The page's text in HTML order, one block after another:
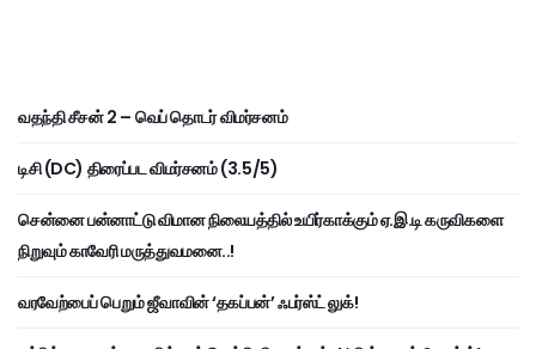
வதந்தி சீசன் 2 – வெப் தொடர் விமர்சனம்
டிசி (DC) திரைப்பட விமர்சனம் (3.5/5)
சென்னை பன்னாட்டு விமான நிலையத்தில் உயிர்காக்கும் ஏ.இ.டி கருவிகளை
நிறுவும் காவேரி மருத்துவமனை..!
வரவேற்பைப் பெறும் ஜீவாவின் ‘தகப்பன்’ ஃபர்ஸ்ட் லுக்!